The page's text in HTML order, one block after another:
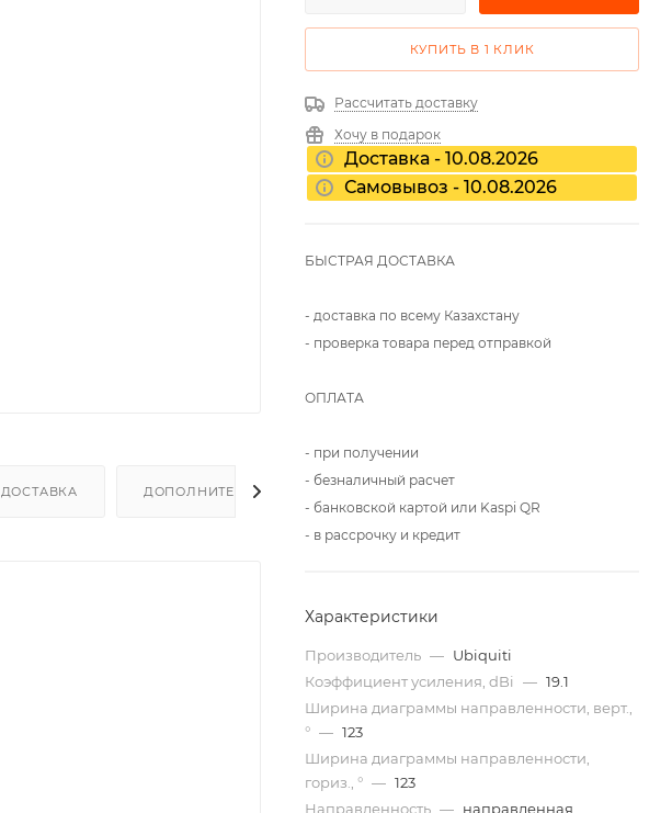
ДОСТАВКА ДОПОЛНИТЕЛЬНО
КУПИТЬ В 1 КЛИК
Рассчитать доставку
Хочу в подарок
Доставка - 10.08.2026
Самовывоз - 10.08.2026
БЫСТРАЯ ДОСТАВКА
- доставка по всему Казахстану
- проверка товара перед отправкой
ОПЛАТА
- при получении
- безналичный расчет
- банковской картой или Kaspi QR
- в рассрочку и кредит
Характеристики
Производитель — Ubiquiti
Коэффициент усиления, dBi
— 19.1
Ширина диаграммы направленности, верт.,
° — 123
Ширина диаграммы направленности,
гориз., ° — 123
Направленность — направленная